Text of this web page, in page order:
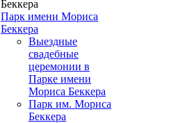
Парк имени Мориса
Беккера
Выездные
свадебные
церемонии в
Парке имени
Мориса Беккера
Парк им. Мориса
Беккера